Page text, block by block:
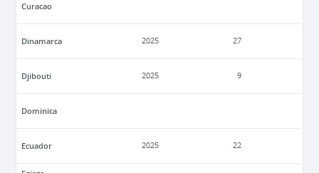
Curacao
Dinamarca 2025 27
Djibouti 2025 9
Dominica
Ecuador 2025 22